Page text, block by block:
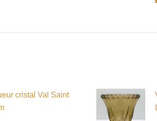
cristal Val Saint